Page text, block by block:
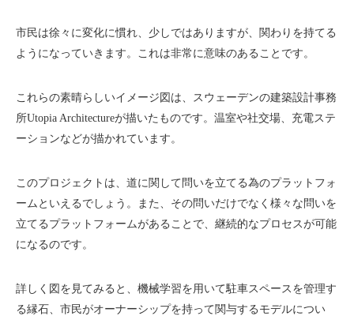
市民は徐々に変化に慣れ、少しではありますが、関わりを持てる
ようになっていきます。これは非常に意味のあることです。
これらの素晴らしいイメージ図は、スウェーデンの建築設計事務
所Utopia Architectureが描いたものです。温室や社交場、充電ステ
ーションなどが描かれています。
このプロジェクトは、道に関して問いを立てる為のプラットフォ
ームといえるでしょう。また、その問いだけでなく様々な問いを
立てるプラットフォームがあることで、継続的なプロセスが可能
になるのです。
詳しく図を見てみると、機械学習を用いて駐車スペースを管理す
る縁石、市民がオーナーシップを持って関与するモデルについ